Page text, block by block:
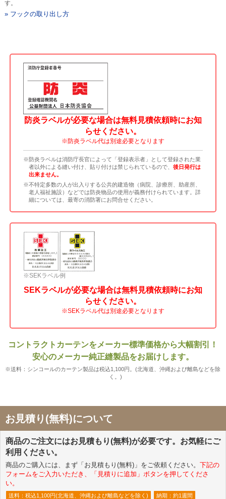
す。
» フックの取り出し方
防炎ラベルが必要な場合は無料見積依頼時にお知
らせください。
※防炎ラベル代は別途必要となります
※防炎ラベルは消防庁長官によって「登録表示者」として登録された業
者以外による縫い付け、貼り付けは禁じられているので、 後日発行は
出来ません。
※不特定多数の人が出入りする公共的建造物（病院、診療所、助産所、
老人福祉施設）などでは防炎物品の使用が義務付けられています。詳
細については、最寄の消防署にお問合せください。
※SEKラベル例
SEKラベルが必要な場合は無料見積依頼時にお知
らせください。
※SEKラベル代は別途必要となります
コントラクトカーテンをメーカー標準価格から大幅割引！
安心のメーカー純正縫製品をお届けします。
※送料：シンコールのカーテン製品は税込1,100円。(北海道、沖縄および離島などを除
く。)
お見積り(無料)について
商品のご注文にはお見積もり(無料)が必要です。お気軽にご
利用ください。
商品のご購入には、まず「お見積もり(無料)」をご依頼ください。 下記の
フォームをご入力いただき、「見積りに追加」ボタンを押してくださ
い。
送料：税込1,100円(北海道、沖縄および離島などを除く) 納期：約1週間